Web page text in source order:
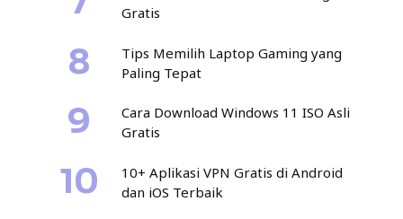
Gratis
Tips Memilih Laptop Gaming yang
Paling Tepat
Cara Download Windows 11 ISO Asli
Gratis
10+ Aplikasi VPN Gratis di Android
dan iOS Terbaik